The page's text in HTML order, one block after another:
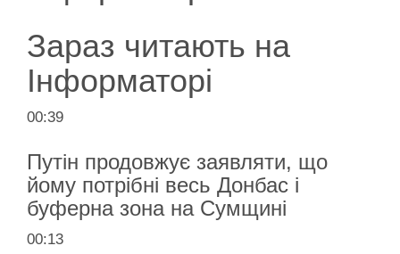
Зараз читають на
Інформаторі
00:39
Путін продовжує заявляти, що
йому потрібні весь Донбас і
буферна зона на Сумщині
00:13